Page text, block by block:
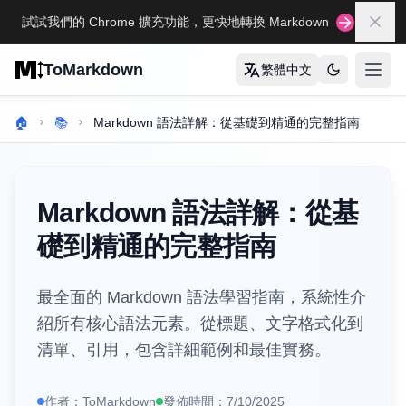
試試我們的 Chrome 擴充功能，更快地轉換 Markdown 關閉
ToMarkdown 繁體中文
打开
完整的 Markdown 表格指南
完整的 Markdown 指南
查看所有指南→
格式轉換工具
🏠 📚 Markdown 語法詳解：從基礎到精通的完整指南
Markdown 語法詳解：從基
礎到精通的完整指南
最全面的 Markdown 語法學習指南，系統性介
紹所有核心語法元素。從標題、文字格式化到
清單、引用，包含詳細範例和最佳實務。
作者： ToMarkdown 發佈時間： 7/10/2025